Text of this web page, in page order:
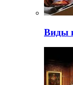
Виды